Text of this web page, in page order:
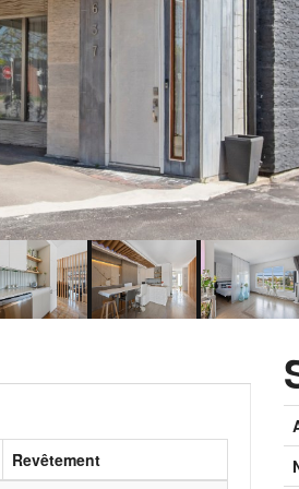
Revêtement